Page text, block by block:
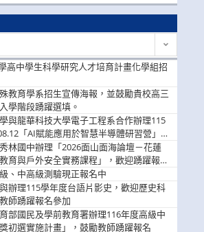
高中學生科學研究人才培育計畫化學組招
教育學系招生宣傳海報，並鼓勵貴校高三
學階段踴躍選填。
與龍華科技大學電子工程系合作辦理115
「AI賦能應用於智慧半導體研習營」，
參加
林國中辦理「2026面山面海論壇－花蓮
育與戶外安全實務課程」，歡迎踴躍報名
、中高級測驗現正報名中
辦理115學年度台語片影史，歡迎歷史科
師踴躍報名參加
部國民及學前教育署辦理116年度高級中
初選實施計畫」，鼓勵教師踴躍報名